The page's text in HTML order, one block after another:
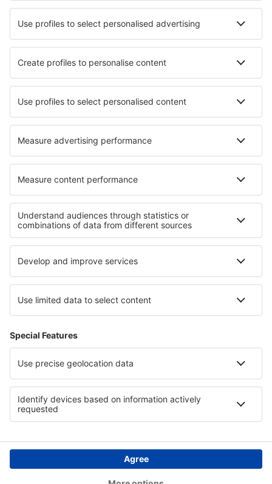
Hotels in Humilladero Hotels in Overberg
Hotels in Minster Hotels in Chiusdino
Hotels in Vaudelnay Hotels in Southend On Sea
Hotels Mqabba Hotels in Moses Lake
Die besten Hotels - Regionen
Hotels in Oaxaca Hotels in Zacatecas
Hotels in Veracruz Hotels in Sinaloa Hotels in Chiapas
Hotels in Basque Country
Hotels in Los Padres National Forest Hotels in Burgas Region
Hotels in den Französische Alpen Hotels in Davos-Klosters